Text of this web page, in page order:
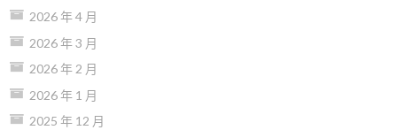
2026 年 4 月
2026 年 3 月
2026 年 2 月
2026 年 1 月
2025 年 12 月